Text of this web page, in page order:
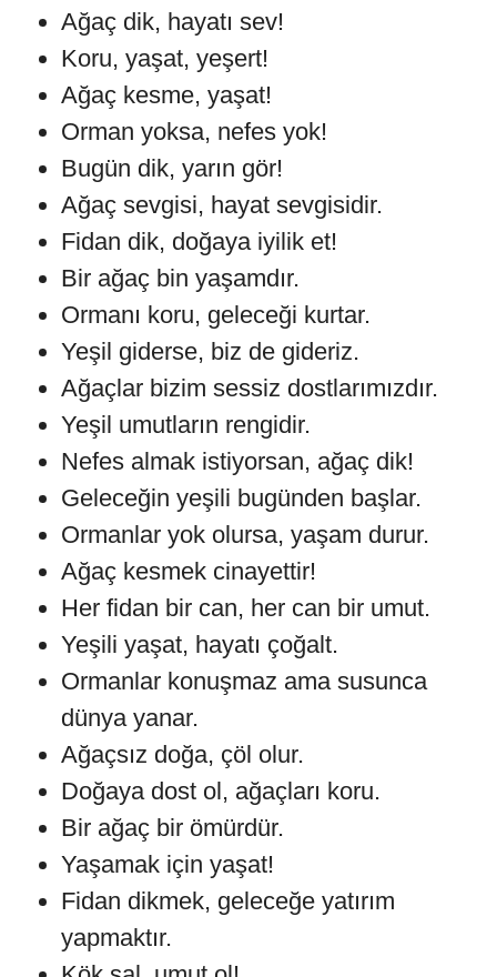
Ağaç dik, hayatı sev!
Koru, yaşat, yeşert!
Ağaç kesme, yaşat!
Orman yoksa, nefes yok!
Bugün dik, yarın gör!
Ağaç sevgisi, hayat sevgisidir.
Fidan dik, doğaya iyilik et!
Bir ağaç bin yaşamdır.
Ormanı koru, geleceği kurtar.
Yeşil giderse, biz de gideriz.
Ağaçlar bizim sessiz dostlarımızdır.
Yeşil umutların rengidir.
Nefes almak istiyorsan, ağaç dik!
Geleceğin yeşili bugünden başlar.
Ormanlar yok olursa, yaşam durur.
Ağaç kesmek cinayettir!
Her fidan bir can, her can bir umut.
Yeşili yaşat, hayatı çoğalt.
Ormanlar konuşmaz ama susunca
dünya yanar.
Ağaçsız doğa, çöl olur.
Doğaya dost ol, ağaçları koru.
Bir ağaç bir ömürdür.
Yaşamak için yaşat!
Fidan dikmek, geleceğe yatırım
yapmaktır.